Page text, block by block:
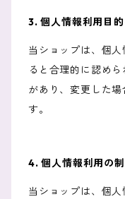
3. 個人情報利用目
当ショップは、個
ると合理的に認め
があり、変更した
す。
4. 個人情報利用の
当ショップは、個